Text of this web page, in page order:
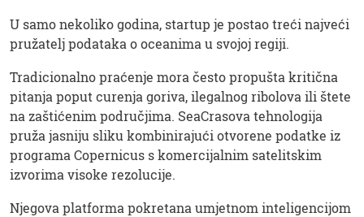
U samo nekoliko godina, startup je postao treći najveći
pružatelj podataka o oceanima u svojoj regiji.
Tradicionalno praćenje mora često propušta kritična
pitanja poput curenja goriva, ilegalnog ribolova ili štete
na zaštićenim područjima. SeaCrasova tehnologija
pruža jasniju sliku kombinirajući otvorene podatke iz
programa Copernicus s komercijalnim satelitskim
izvorima visoke rezolucije.
Njegova platforma pokretana umjetnom inteligencijom